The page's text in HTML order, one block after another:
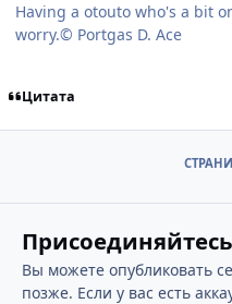
Having a otouto who's a bit
worry.© Portgas D. Ace
Цитата
Вы можете опубликовать
позже. Если у вас есть